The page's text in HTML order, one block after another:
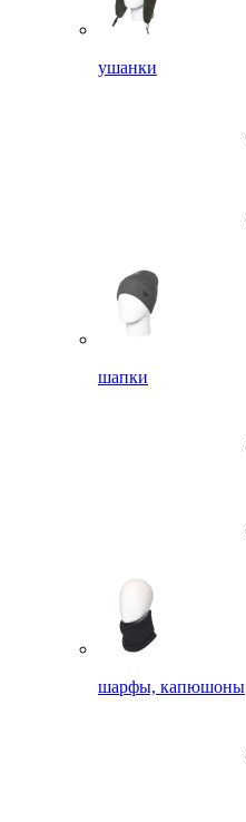
ушанки
шапки
шарфы, капюшоны